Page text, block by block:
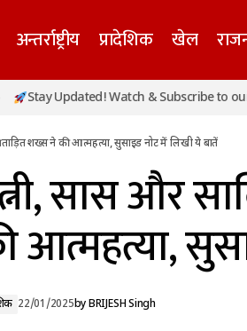
अन्तर्राष्ट्रीय प्रादेशिक खेल
से अभिभूत हुईं
पत्नी,
Updated! Watch & Subscribe to our
शख्स ने की आत्महत्या, सुसाइड नोट में लिखी ये बातें
सास और
आत्महत्या,
22/01/2025byBRIJESH Singh